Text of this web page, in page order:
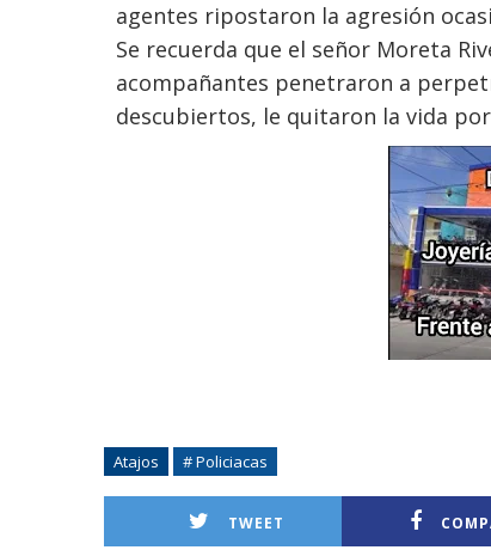
agentes ripostaron la agresión
Se recuerda que el señor Moreta
acompañantes penetraron a
descubiertos, le quitaron la vida
Atajos # Policiacas
TWEET